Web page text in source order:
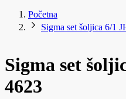
Početna
Sigma set šoljica 6/1
Sigma set
4623